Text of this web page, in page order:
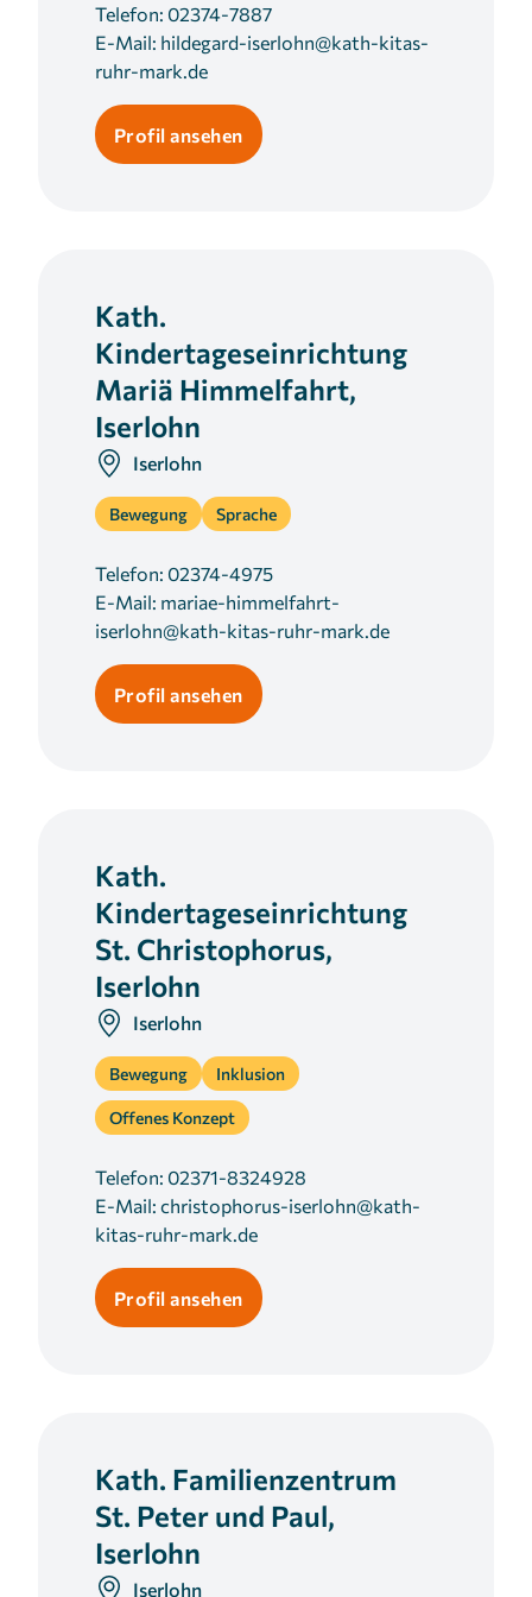
Telefon: 02374-7887
E-Mail: hildegard-iserlohn@kath-kitas-
ruhr-mark.de
Profil ansehen
Kath.
Kindertageseinrichtung
Mariä Himmelfahrt,
Iserlohn
Iserlohn
Bewegung Sprache
Telefon: 02374-4975
E-Mail: mariae-himmelfahrt-
iserlohn@kath-kitas-ruhr-mark.de
Profil ansehen
Kath.
Kindertageseinrichtung
St. Christophorus,
Iserlohn
Iserlohn
Bewegung Inklusion
Offenes Konzept
Telefon: 02371-8324928
E-Mail: christophorus-iserlohn@kath-
kitas-ruhr-mark.de
Profil ansehen
Kath. Familienzentrum
St. Peter und Paul,
Iserlohn
Iserlohn
Cookie Laufzeit:
3 Monate